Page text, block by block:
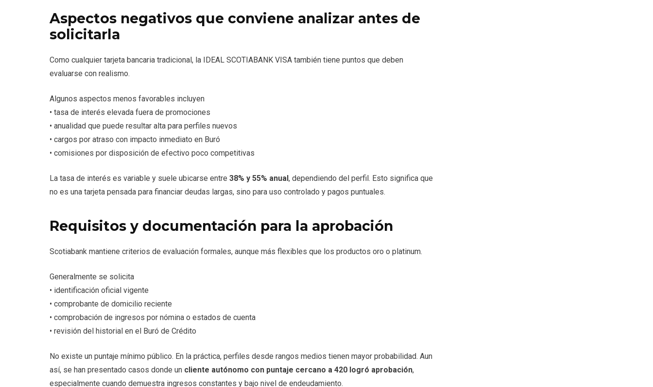
Aspectos negativos que conviene analizar antes de
solicitarla
Como cualquier tarjeta bancaria tradicional, la IDEAL SCOTIABANK VISA también tiene puntos que deben
evaluarse con realismo.
Algunos aspectos menos favorables incluyen
• tasa de interés elevada fuera de promociones
• anualidad que puede resultar alta para perfiles nuevos
• cargos por atraso con impacto inmediato en Buró
• comisiones por disposición de efectivo poco competitivas
La tasa de interés es variable y suele ubicarse entre 38% y 55% anual , dependiendo del perfil. Esto significa que
no es una tarjeta pensada para financiar deudas largas, sino para uso controlado y pagos puntuales.
Requisitos y documentación para la aprobación
Scotiabank mantiene criterios de evaluación formales, aunque más flexibles que los productos oro o platinum.
Generalmente se solicita
• identificación oficial vigente
• comprobante de domicilio reciente
• comprobación de ingresos por nómina o estados de cuenta
• revisión del historial en el Buró de Crédito
No existe un puntaje mínimo público. En la práctica, perfiles desde rangos medios tienen mayor probabilidad. Aun
así, se han presentado casos donde un cliente autónomo con puntaje cercano a 420 logró aprobación,
especialmente cuando demuestra ingresos constantes y bajo nivel de endeudamiento.